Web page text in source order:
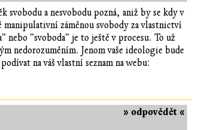
a nesvobodu pozná, aniž by se kdy v
záměnou svobody za vlastnictví
"svoboda" je to ještě v procesu. To už
nedorozuměním. Jenom vaše ideologie bude
na váš vlastní seznam na webu:
» odpovědět «